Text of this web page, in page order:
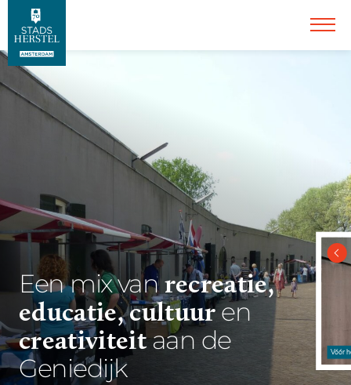
Een mix vanrecreatie,
educatie, cultuuren
creativiteitaan de
Geniedijk